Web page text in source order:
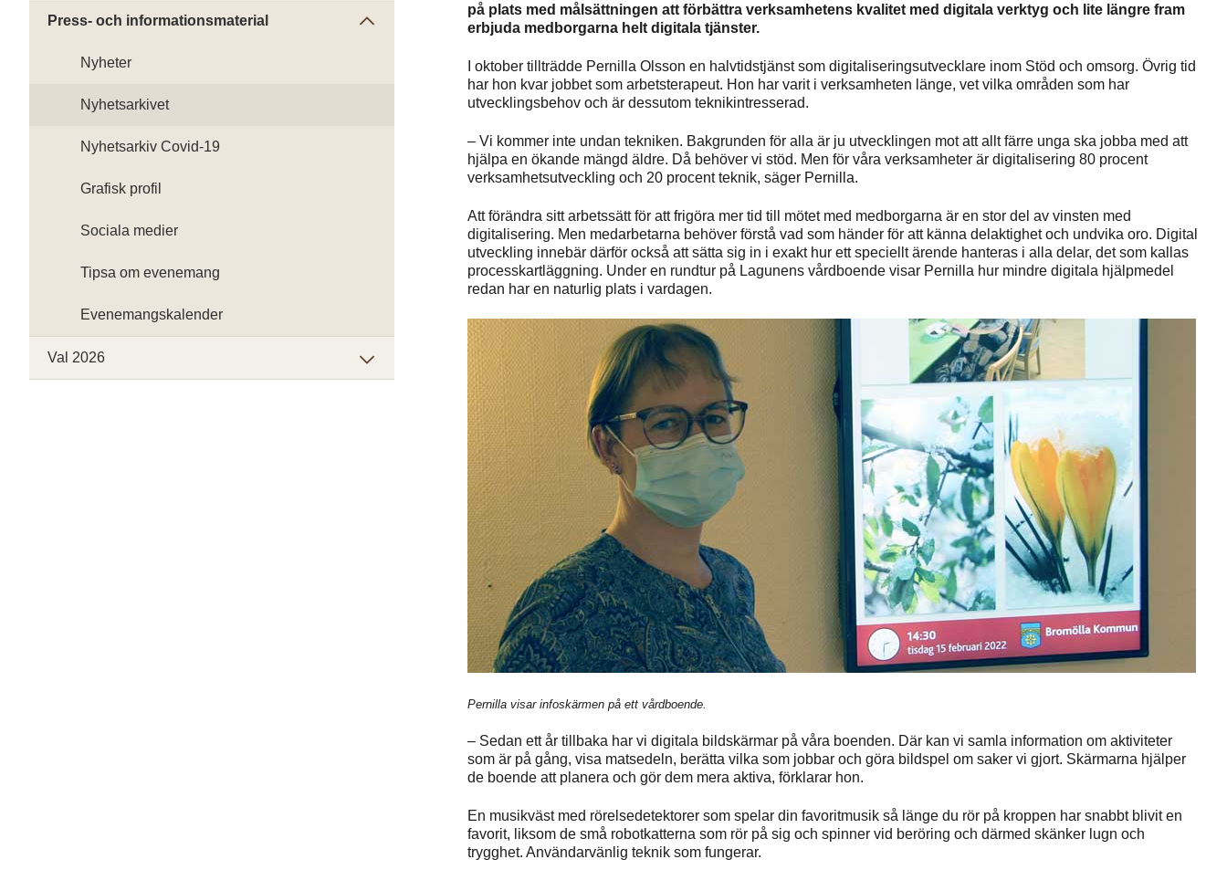
på plats med målsättningen att förbättra verksamhetens kvalitet med digitala verktyg och lite längre fram
erbjuda medborgarna helt digitala tjänster.
I oktober tillträdde Pernilla Olsson en halvtidstjänst som digitaliseringsutvecklare inom Stöd och omsorg. Övrig tid
har hon kvar jobbet som arbetsterapeut. Hon har varit i verksamheten länge, vet vilka områden som har
utvecklingsbehov och är dessutom teknikintresserad.
– Vi kommer inte undan tekniken. Bakgrunden för alla är ju utvecklingen mot att allt färre unga ska jobba med att
hjälpa en ökande mängd äldre. Då behöver vi stöd. Men för våra verksamheter är digitalisering 80 procent
verksamhetsutveckling och 20 procent teknik, säger Pernilla.
Att förändra sitt arbetssätt för att frigöra mer tid till mötet med medborgarna är en stor del av vinsten med
digitalisering. Men medarbetarna behöver förstå vad som händer för att känna delaktighet och undvika oro. Digital
utveckling innebär därför också att sätta sig in i exakt hur ett speciellt ärende hanteras i alla delar, det som kallas
processkartläggning. Under en rundtur på Lagunens vårdboende visar Pernilla hur mindre digitala hjälpmedel
redan har en naturlig plats i vardagen.
Pernilla visar infoskärmen på ett vårdboende.
– Sedan ett år tillbaka har vi digitala bildskärmar på våra boenden. Där kan vi samla information om aktiviteter
som är på gång, visa matsedeln, berätta vilka som jobbar och göra bildspel om saker vi gjort. Skärmarna hjälper
de boende att planera och gör dem mera aktiva, förklarar hon.
En musikväst med rörelsedetektorer som spelar din favoritmusik så länge du rör på kroppen har snabbt blivit en
favorit, liksom de små robotkatterna som rör på sig och spinner vid beröring och därmed skänker lugn och
trygghet. Användarvänlig teknik som fungerar.
Press- och informationsmaterial
Nyheter
Nyhetsarkivet
Nyhetsarkiv Covid-19
Grafisk profil
Sociala medier
Tipsa om evenemang
Evenemangskalender
Val 2026